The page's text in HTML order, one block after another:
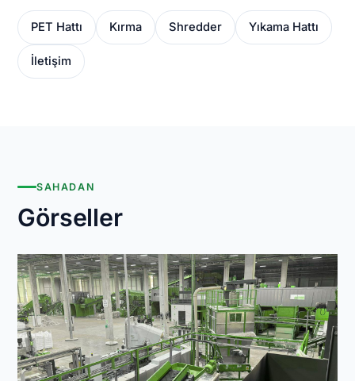
PET Hattı Kırma Shredder Yıkama Hattı
İletişim
SAHADAN
Görseller